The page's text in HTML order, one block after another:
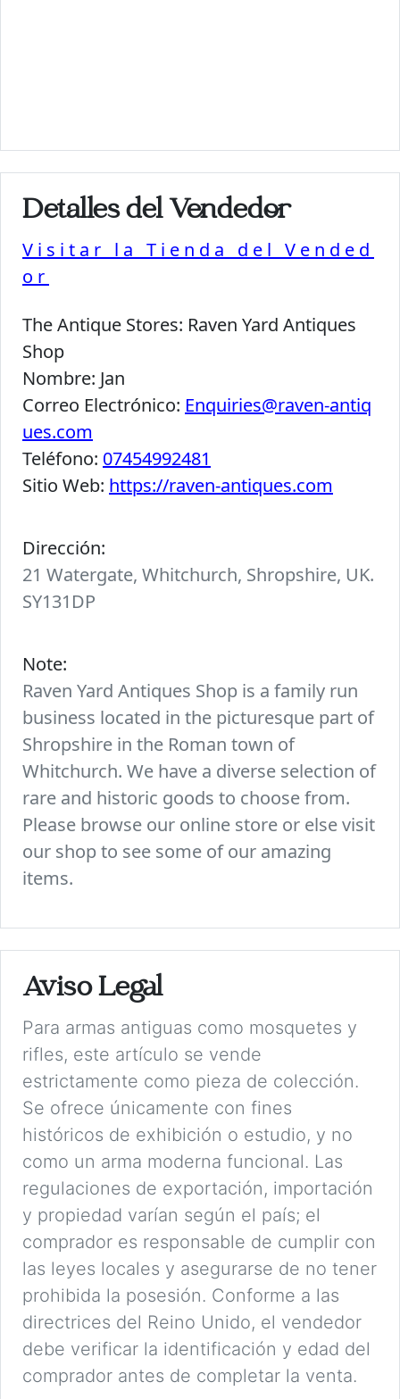
Detalles del Vendedor
Visitar la Tienda del Vended
or
The Antique Stores: Raven Yard Antiques
Shop
Nombre: Jan
Correo Electrónico: Enquiries@raven-antiq
ues.com
Teléfono: 07454992481
Sitio Web: https://raven-antiques.com
Dirección:
21 Watergate, Whitchurch, Shropshire, UK.
SY131DP
Note:
Raven Yard Antiques Shop is a family run
business located in the picturesque part of
Shropshire in the Roman town of
Whitchurch. We have a diverse selection of
rare and historic goods to choose from.
Please browse our online store or else visit
our shop to see some of our amazing
items.
Aviso Legal
Para armas antiguas como mosquetes y
rifles, este artículo se vende
estrictamente como pieza de colección.
Se ofrece únicamente con fines
históricos de exhibición o estudio, y no
como un arma moderna funcional. Las
regulaciones de exportación, importación
y propiedad varían según el país; el
comprador es responsable de cumplir con
las leyes locales y asegurarse de no tener
prohibida la posesión. Conforme a las
directrices del Reino Unido, el vendedor
debe verificar la identificación y edad del
comprador antes de completar la venta.